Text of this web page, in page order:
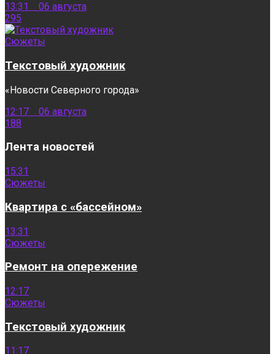
13:31 06 августа
295
Сюжеты
Текстовый художник
«Новости Северного города»
12:17 06 августа
188
Лента новостей
15:31
Сюжеты
Квартира с «бассейном»
13:31
Сюжеты
Ремонт на опережение
12:17
Сюжеты
Текстовый художник
11:17